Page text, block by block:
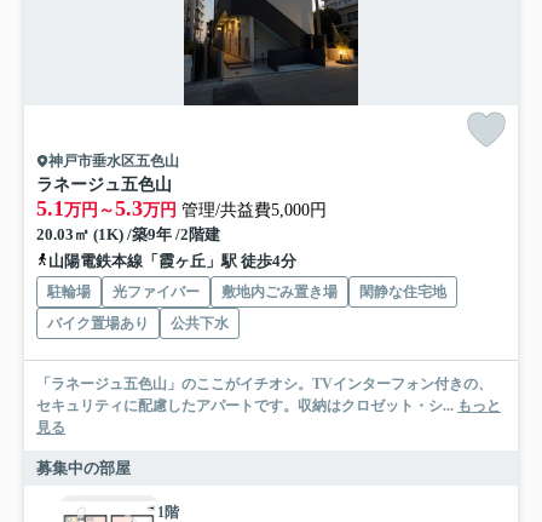
神戸市垂水区五色山
ラネージュ五色山
5.1 万円～5.3万円 管理/共益費5,000円
20.03㎡ (1K) /築9年 /2階建
山陽電鉄本線「霞ヶ丘」駅 徒歩4分
駐輪場 光ファイバー 敷地内ごみ置き場
閑静な住宅地
バイク置場あり
公共下水
「ラネージュ五色山」のここがイチオシ。TVインターフォン付きの、
セキュリティに配慮したアパートです。収納はクロゼット・シ... もっと
見る
募集中の部屋
1階